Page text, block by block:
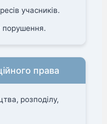
учасників.
порушення.
права
розподілу,